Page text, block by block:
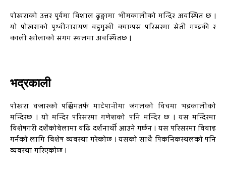
पोखराको उत्तर पुर्वमा विशाल ढुङ्गामा भीमकालीको मन्दिर अवस्थित छ ।
यो पोखराको पृथ्वीनारायण वहुमुखी क्याम्पस परिसरमा सेती गण्डकी र
काली खोलाको संगम स्थलमा अवस्थितछ ।
भद्रकाली
पोखरा वजारको पश्चिमतर्फ माटेपानीमा जंगलको विचमा भद्रकालीको
मन्दिरछ । यो मन्दिर परिसरमा गणेशको पनि मन्दिर छ । यस मन्दिरमा
विशेषगरी दशैकोवेलामा वढि दर्शनार्थी आउने गर्छन । यस परिसरमा विवाह
गर्नको लागि विशेष व्यवस्था गरेकोछ । यसको साथै पिकनिकस्थलको पनि
व्यवस्था गरिएकोछ ।